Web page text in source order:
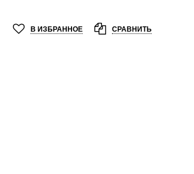
В ИЗБРАННОЕ СРАВНИТЬ